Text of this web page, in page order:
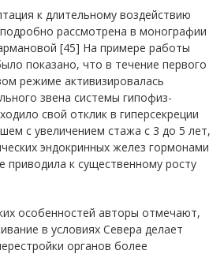
к длительному воздействию
рассмотрена в монографии
[45] На примере работы
показано, что в течение первого
режиме активизировалась
звена системы гипофиз-
свой отклик в гиперсекреции
с увеличением стажа с 3 до 5 лет,
эндокринных желез гормонами
приводила к существенному росту
особенностей авторы отмечают,
в условиях Севера делает
органов более